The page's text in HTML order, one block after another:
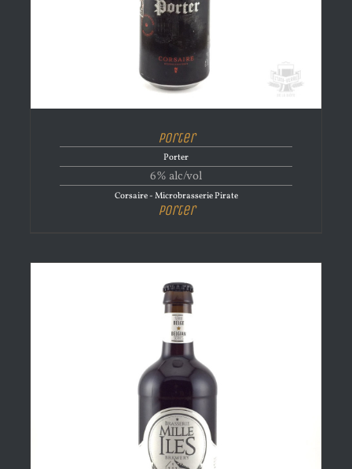
Porter
Porter
6% alc/vol
Corsaire - Microbrasserie Pirate
Porter